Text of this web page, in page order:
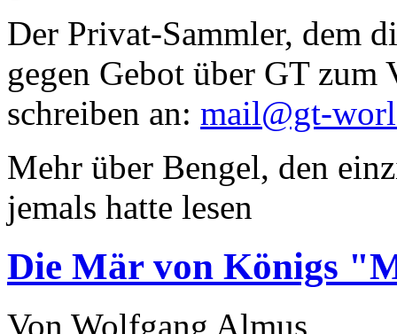
Der Privat-Sammler, dem
gegen Gebot über GT zum
schreiben an: mail@gt-
Mehr über Bengel, den
jemals hatte lesen
Die Mär von Königs
Von Wolfgang Almus